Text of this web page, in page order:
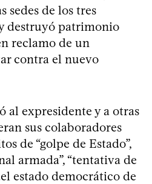
sedes de los tres
destruyó patrimonio
reclamo de un
contra el nuevo
al expresidente y a otras
sus colaboradores
de “golpe de Estado”,
armada”, “tentativa de
estado democrático de